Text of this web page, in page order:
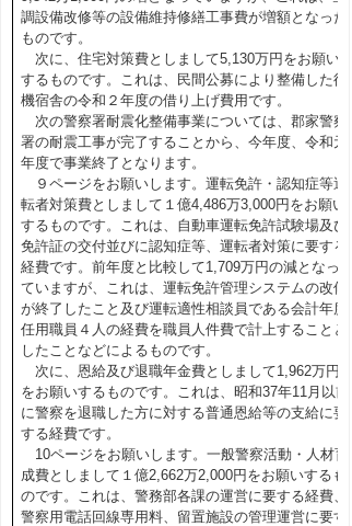
調設備改修等の設備維持修繕工事費が増額となった
ものです。
次に、住宅対策費としまして5,130万円をお願い
するものです。これは、民間公募により整備した待
機宿舎の令和２年度の借り上げ費用です。
次の警察署耐震化整備事業については、郡家警察
署の耐震工事が完了することから、今年度、令和元
年度で事業終了となります。
９ページをお願いします。運転免許・認知症等運
転者対策費としまして１億4,486万3,000円をお願い
するものです。これは、自動車運転免許試験場及び
免許証の交付並びに認知症等、運転者対策に要する
経費です。前年度と比較して1,709万円の減となっ
ていますが、これは、運転免許管理システムの改修
が終了したこと及び運転適性相談員である会計年度
任用職員４人の経費を職員人件費で計上することと
したことなどによるものです。
次に、恩給及び退職年金費としまして1,962万円
をお願いするものです。これは、昭和37年11月以前
に警察を退職した方に対する普通恩給等の支給に要
する経費です。
10ページをお願いします。一般警察活動・人材育
成費としまして１億2,662万2,000円をお願いするも
のです。これは、警務部各課の運営に要する経費、
警察用電話回線専用料、留置施設の管理運営に要す